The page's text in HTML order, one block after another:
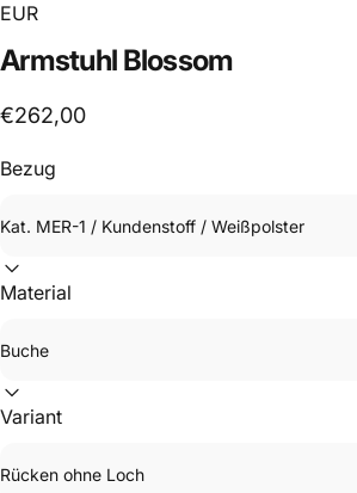
EUR
Armstuhl Blossom
€262,00
Bezug
Material
Variant